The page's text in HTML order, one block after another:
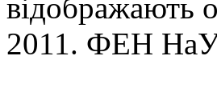
відображають
2011. ФЕН